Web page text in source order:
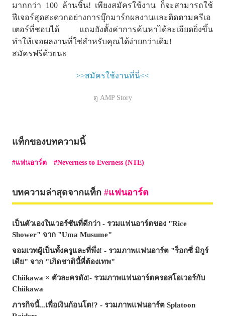
มากกว่า 100 ล้านชิ้น! เพียงสมัครใช้งาน ก็จะสามารถใช้
ฟีเจอร์สุดสะดวกอย่างการบุ๊กมาร์กผลงานและติดตามครีเอ
เตอร์ที่ชอบได้ แถมยังตั้งค่าการค้นหาได้ละเอียดยิ่งขึ้น
ทำให้เจอผลงานที่ใช่สำหรับคุณได้ง่ายกว่าเดิม!
สมัครฟรีด้วยนะ
>>สมัครใช้งานที่นี่<<
ดู AMP Story
แท็กของบทความนี้
แฟนอาร์ต Neverness to Everness (NTE)
บทความล่าสุดจากแท็ก แฟนอาร์ต
เป็นตัวเองในเวอร์ชันที่ดีกว่า - รวมแฟนอาร์ตของ "Rice
Shower" จาก "Uma Musume"
จอมเวทผู้เป็นทั้งครูและที่พึ่ง! - รวมภาพแฟนอาร์ต "ร็อกซี่ มิกูร์
เดีย" จาก "เกิดชาตินี้พี่ต้องเทพ"
Chiikawa × ตัวละครดัง!- รวมภาพแฟนอาร์ตครอสโอเวอร์กับ
Chiikawa
ภารกิจนี้...เพื่อเงินก้อนโต!? - รวมภาพแฟนอาร์ต Splatoon